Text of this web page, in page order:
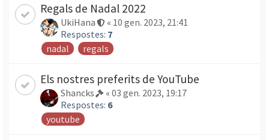
Regals de Nadal 2022
UkiHana « 10 gen. 2023, 21:41
Respostes: 7
nadal
regals
Els nostres preferits de YouTube
Shancks « 03 gen. 2023, 19:17
Respostes: 6
youtube